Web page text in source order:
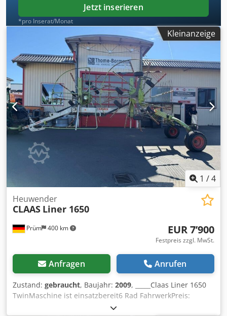
Jetzt inserieren
*pro Inserat/Monat
Kleinanzeige
1 /4
Prüm 400 km
Heuwender
CLAAS Liner 1650
EUR 7’900
Festpreis zzgl. MwSt.
Anfragen Anrufen
Zustand: gebraucht, Baujahr: 2009, _____Claas Liner 1650
TwinMaschine ist einsatzbereit6 Rad FahrwerkPreis:
7.900,00 Euro netto,Lagerort:null Codpfezp Angjx Ak Toha